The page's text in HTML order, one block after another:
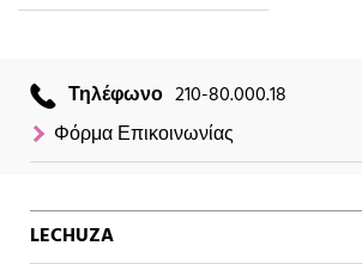
Τηλέφωνο 210-80.000.18
Φόρμα Επικοινωνίας
LECHUZA